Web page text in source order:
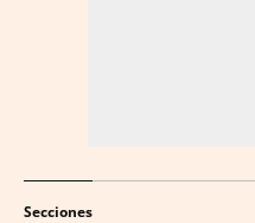
Secciones